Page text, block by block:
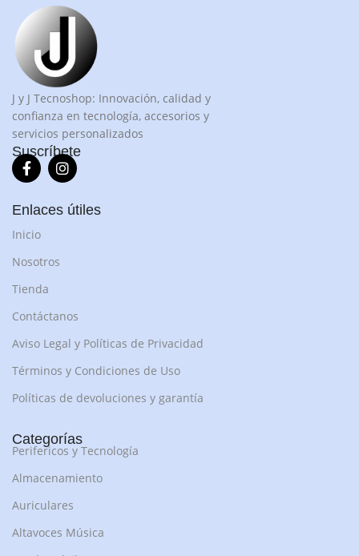
J y J Tecnoshop: Innovación, calidad y
confianza en tecnología, accesorios y
servicios personalizados
Suscríbete
Enlaces útiles
Inicio
Nosotros
Tienda
Contáctanos
Aviso Legal y Políticas de Privacidad
Términos y Condiciones de Uso
Políticas de devoluciones y garantía
Categorías
Perifericos y Tecnología
Almacenamiento
Auriculares
Altavoces Música